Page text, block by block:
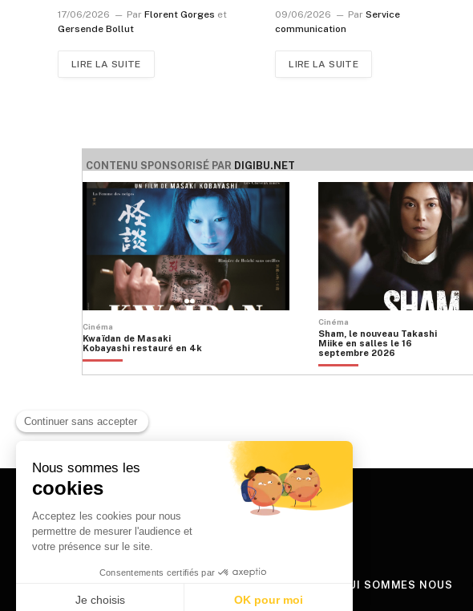
17/06/2026 Par Florent Gorges et
Gersende Bollut
LIRE LA SUITE
09/06/2026 Par Service
communication
LIRE LA SUITE
CONTENU SPONSORISÉ PAR DIGIBU.NET
Cinéma
Kwaïdan de Masaki
Kobayashi restauré en 4k
Cinéma
Sham, le nouveau Takashi
Miike en salles le 16
septembre 2026
QUI SOMMES NOUS